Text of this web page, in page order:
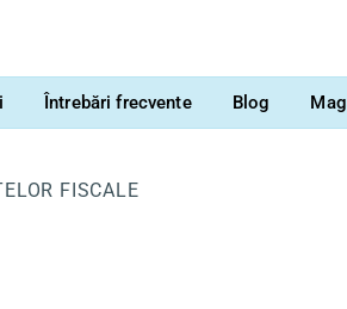
Întrebări frecvente Blog
FISCALE